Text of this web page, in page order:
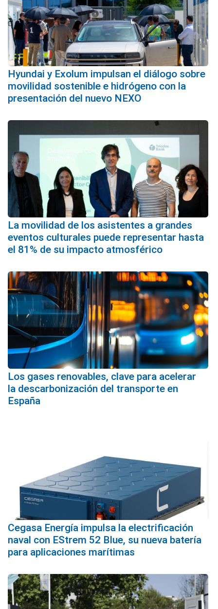
Hyundai y Exolum impulsan el diálogo sobre
movilidad sostenible e hidrógeno con la
presentación del nuevo NEXO
La movilidad de los asistentes a grandes
eventos culturales puede representar hasta
el 81% de su impacto atmosférico
Los gases renovables, clave para acelerar
la descarbonización del transporte en
España
Cegasa Energía impulsa la electrificación
naval con EStrem 52 Blue, su nueva batería
para aplicaciones marítimas